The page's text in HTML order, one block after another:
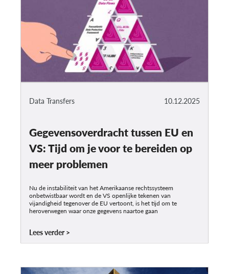
10.12.2025
Data Transfers
Gegevensoverdracht tussen EU en
VS: Tijd om je voor te bereiden op
meer problemen
Nu de instabiliteit van het Amerikaanse rechtssysteem
onbetwistbaar wordt en de VS openlijke tekenen van
vijandigheid tegenover de EU vertoont, is het tijd om te
heroverwegen waar onze gegevens naartoe gaan
Lees verder